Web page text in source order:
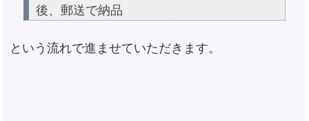
後、郵送で納品
という流れで進ませていただきます。